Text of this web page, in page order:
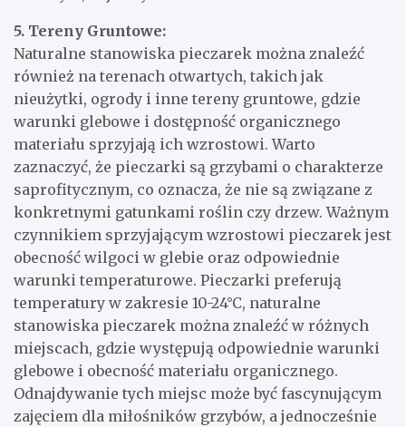
5. Tereny Gruntowe:
Naturalne stanowiska pieczarek można znaleźć
również na terenach otwartych, takich jak
nieużytki, ogrody i inne tereny gruntowe, gdzie
warunki glebowe i dostępność organicznego
materiału sprzyjają ich wzrostowi. Warto
zaznaczyć, że pieczarki są grzybami o charakterze
saprofitycznym, co oznacza, że nie są związane z
konkretnymi gatunkami roślin czy drzew. Ważnym
czynnikiem sprzyjającym wzrostowi pieczarek jest
obecność wilgoci w glebie oraz odpowiednie
warunki temperaturowe. Pieczarki preferują
temperatury w zakresie 10-24°C, naturalne
stanowiska pieczarek można znaleźć w różnych
miejscach, gdzie występują odpowiednie warunki
glebowe i obecność materiału organicznego.
Odnajdywanie tych miejsc może być fascynującym
zajęciem dla miłośników grzybów, a jednocześnie